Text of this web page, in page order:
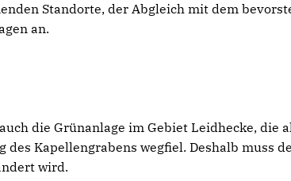
Standorte, der Abgleich mit dem
an.
die Grünanlage im Gebiet Leidhecke, die
Kapellengrabens wegfiel. Deshalb muss
wird.